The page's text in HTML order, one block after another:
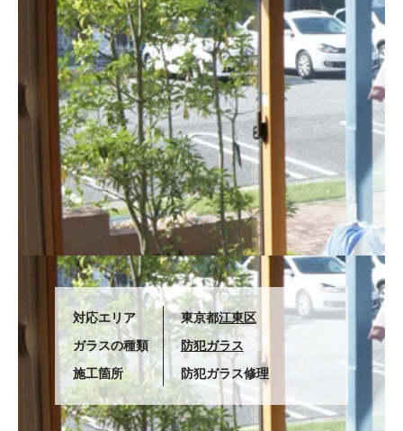
対応エリア 東京都江東区
ガラスの種類
防犯ガラス
施工箇所
防犯ガラス修理